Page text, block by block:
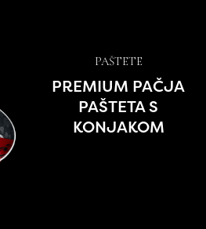
PAŠTETE
PREMIUM PAČJA
PAŠTETA S
KONJAKOM